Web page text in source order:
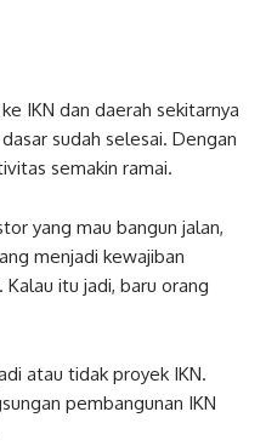
IKN dan daerah sekitarnya
sudah selesai. Dengan
semakin ramai.
yang mau bangun jalan,
menjadi kewajiban
itu jadi, baru orang
atau tidak proyek IKN.
pembangunan IKN